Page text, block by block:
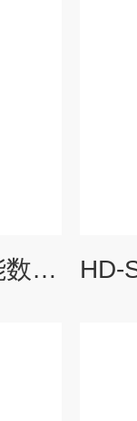
HD-SL10全自动多功能数粒仪